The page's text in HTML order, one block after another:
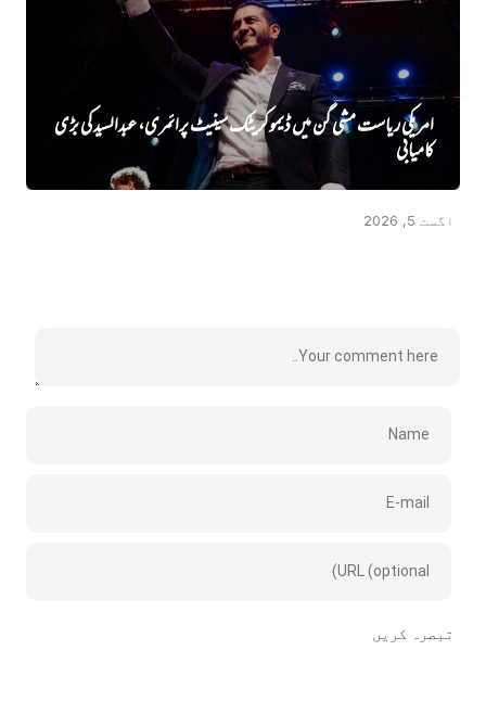
امریکی ریاست مشی گن میں ڈیموکریٹک سینیٹ پرائمری، عبدالسید کی بڑی
کامیابی
اگست 5, 2026